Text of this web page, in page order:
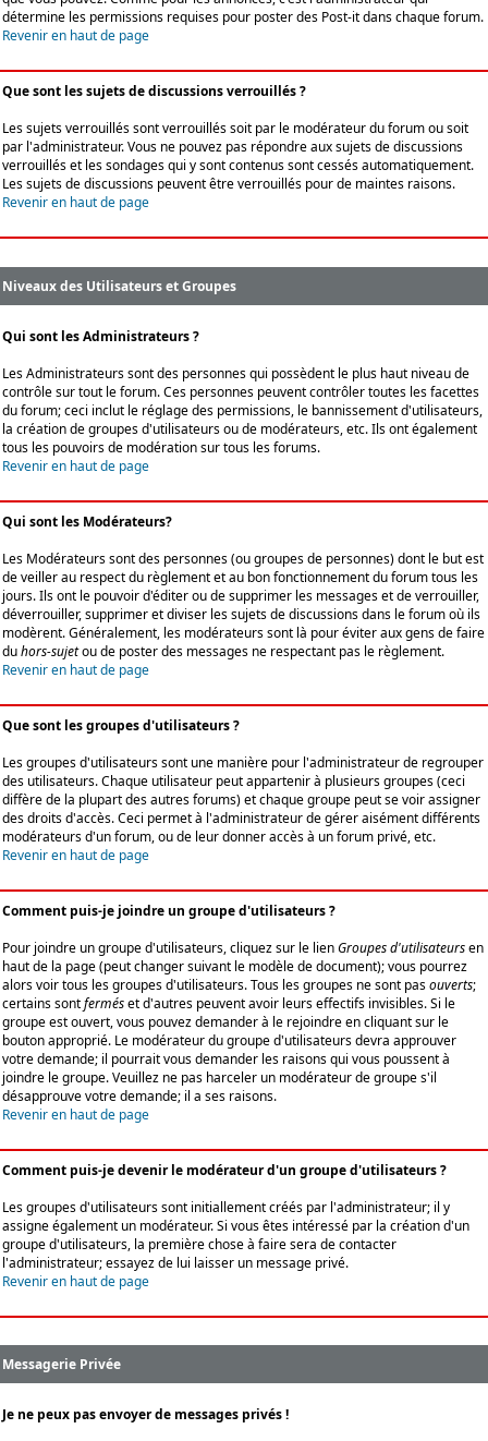
détermine les permissions requises pour poster des Post-it dans chaque forum.
Revenir en haut de page
Que sont les sujets de discussions verrouillés ?
Les sujets verrouillés sont verrouillés soit par le modérateur du forum ou soit
par l'administrateur. Vous ne pouvez pas répondre aux sujets de discussions
verrouillés et les sondages qui y sont contenus sont cessés automatiquement.
Les sujets de discussions peuvent être verrouillés pour de maintes raisons.
Revenir en haut de page
Niveaux des Utilisateurs et Groupes
Qui sont les Administrateurs ?
Les Administrateurs sont des personnes qui possèdent le plus haut niveau de
contrôle sur tout le forum. Ces personnes peuvent contrôler toutes les facettes
du forum; ceci inclut le réglage des permissions, le bannissement d'utilisateurs,
la création de groupes d'utilisateurs ou de modérateurs, etc. Ils ont également
tous les pouvoirs de modération sur tous les forums.
Revenir en haut de page
Qui sont les Modérateurs?
Les Modérateurs sont des personnes (ou groupes de personnes) dont le but est
de veiller au respect du règlement et au bon fonctionnement du forum tous les
jours. Ils ont le pouvoir d'éditer ou de supprimer les messages et de verrouiller,
déverrouiller, supprimer et diviser les sujets de discussions dans le forum où ils
modèrent. Généralement, les modérateurs sont là pour éviter aux gens de faire
duhors-sujetou de poster des messages ne respectant pas le règlement.
Revenir en haut de page
Que sont les groupes d'utilisateurs ?
Les groupes d'utilisateurs sont une manière pour l'administrateur de regrouper
des utilisateurs. Chaque utilisateur peut appartenir à plusieurs groupes (ceci
diffère de la plupart des autres forums) et chaque groupe peut se voir assigner
des droits d'accès. Ceci permet à l'administrateur de gérer aisément différents
modérateurs d'un forum, ou de leur donner accès à un forum privé, etc.
Revenir en haut de page
Comment puis-je joindre un groupe d'utilisateurs ?
Pour joindre un groupe d'utilisateurs, cliquez sur le lienGroupes d'utilisateursen
haut de la page (peut changer suivant le modèle de document); vous pourrez
alors voir tous les groupes d'utilisateurs. Tous les groupes ne sont pasouverts;
certains sontferméset d'autres peuvent avoir leurs effectifs invisibles. Si le
groupe est ouvert, vous pouvez demander à le rejoindre en cliquant sur le
bouton approprié. Le modérateur du groupe d'utilisateurs devra approuver
votre demande; il pourrait vous demander les raisons qui vous poussent à
joindre le groupe. Veuillez ne pas harceler un modérateur de groupe s'il
désapprouve votre demande; il a ses raisons.
Revenir en haut de page
Comment puis-je devenir le modérateur d'un groupe d'utilisateurs ?
Les groupes d'utilisateurs sont initiallement créés par l'administrateur; il y
assigne également un modérateur. Si vous êtes intéressé par la création d'un
groupe d'utilisateurs, la première chose à faire sera de contacter
l'administrateur; essayez de lui laisser un message privé.
Revenir en haut de page
Messagerie Privée
Je ne peux pas envoyer de messages privés !